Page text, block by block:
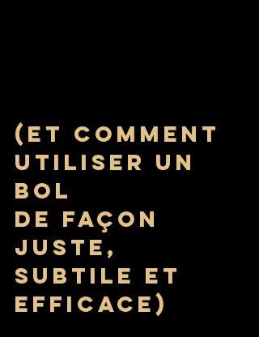
(Et comment
utiliser un
bol
de façon
juste,
subtile et
efficace)